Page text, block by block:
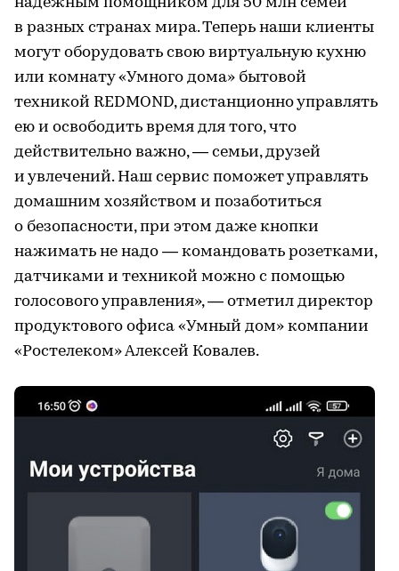
в разных странах мира. Теперь наши клиенты
могут оборудовать свою виртуальную кухню
или комнату «Умного дома» бытовой
техникой REDMOND, дистанционно управлять
ею и освободить время для того, что
действительно важно, — семьи, друзей
и увлечений. Наш сервис поможет управлять
домашним хозяйством и позаботиться
о безопасности, при этом даже кнопки
нажимать не надо — командовать розетками,
датчиками и техникой можно с помощью
голосового управления», — отметил директор
продуктового офиса «Умный дом» компании
«Ростелеком» Алексей Ковалев.